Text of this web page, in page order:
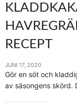
RECEPT
JUNI 17, 2020
Gör en söt och
av säsongens skörd.